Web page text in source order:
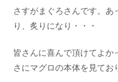
さすがまぐろさんです。
り、炙りになり・・・
皆さんに喜んで頂けてよか
さにマグロの本体を見てお